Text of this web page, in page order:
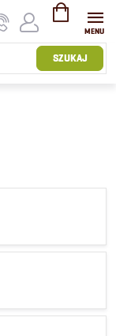
SZUKAJ
KOSZYK